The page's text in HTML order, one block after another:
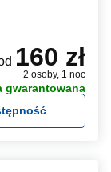
160 zł
2 osoby, 1 noc
gwarantowana